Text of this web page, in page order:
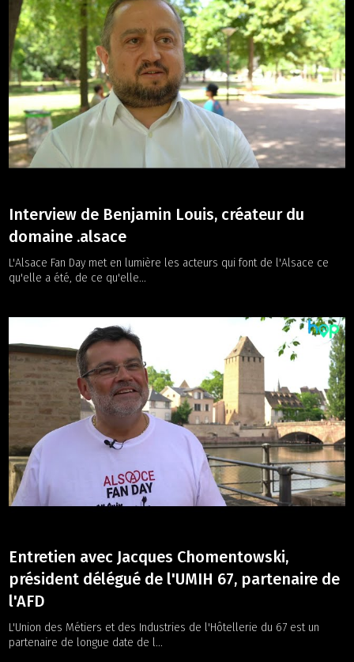
Interview de Benjamin Louis, créateur du
domaine .alsace
L'Alsace Fan Day met en lumière les acteurs qui font de l'Alsace ce
qu'elle a été, de ce qu'elle...
Entretien avec Jacques Chomentowski,
président délégué de l'UMIH 67, partenaire de
l'AFD
L'Union des Métiers et des Industries de l'Hôtellerie du 67 est un
partenaire de longue date de l...